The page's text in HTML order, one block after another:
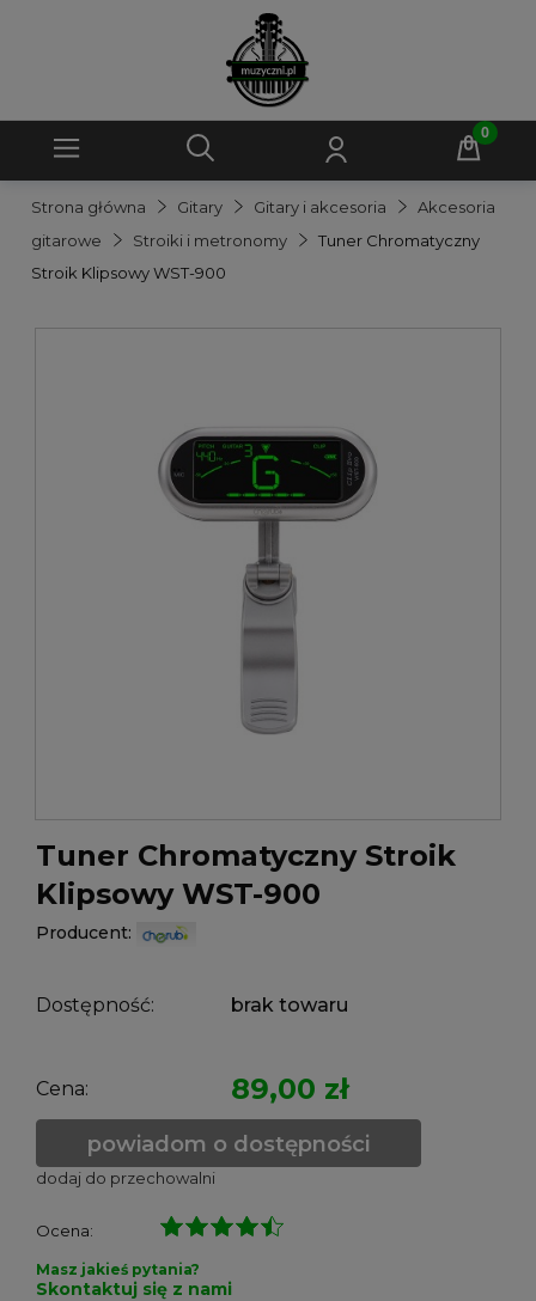
Strona główna Gitary Gitary i akcesoria
Akcesoria
gitarowe
Stroiki i metronomy
Tuner Chromatyczny
Stroik Klipsowy WST-900
Tuner Chromatyczny Stroik
Klipsowy WST-900
Producent:
Dostępność: brak towaru
Cena: 89,00 zł
powiadom o dostępności
dodaj do przechowalni
Ocena:
Masz jakieś pytania?
Skontaktuj się z nami